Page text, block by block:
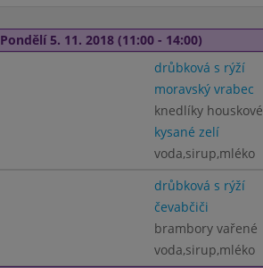
Pondělí 5. 11. 2018 (11:00 - 14:00)
drůbková s rýží
moravský vrabec
knedlíky houskové
kysané zelí
voda,sirup,mléko
drůbková s rýží
čevabčiči
brambory vařené
voda,sirup,mléko